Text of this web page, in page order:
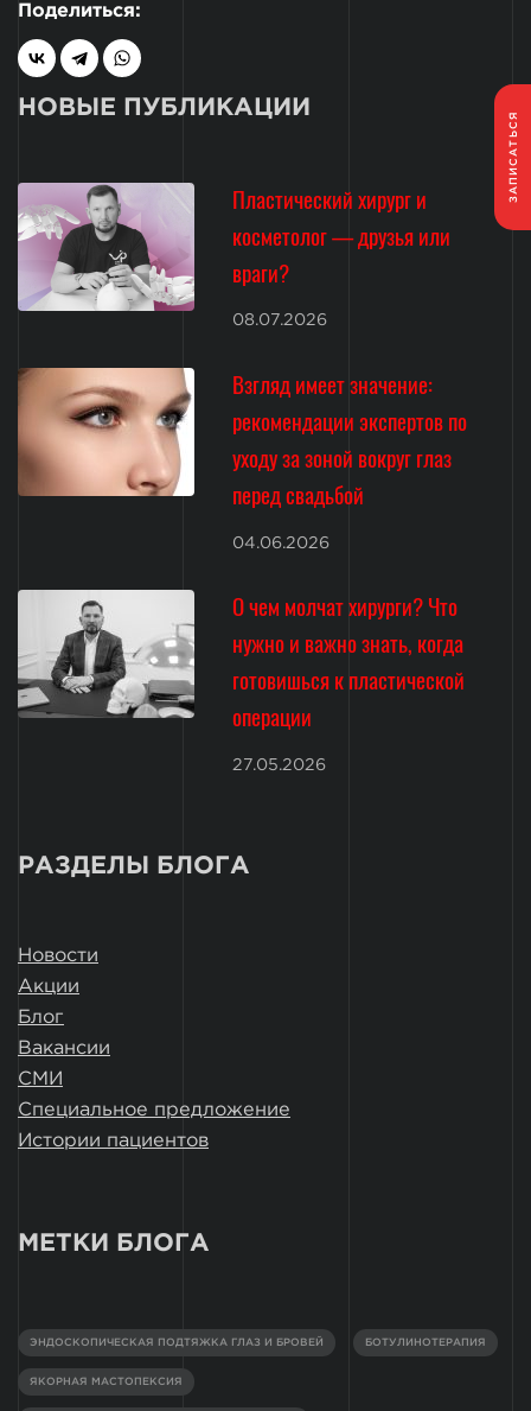
ЗАПИСАТЬСЯ
Поделиться:
НОВЫЕ ПУБЛИКАЦИИ
Пластический хирург и
косметолог — друзья или
враги?
08.07.2026
Взгляд имеет значение:
рекомендации экспертов по
уходу за зоной вокруг глаз
перед свадьбой
04.06.2026
О чем молчат хирурги? Что
нужно и важно знать, когда
готовишься к пластической
операции
27.05.2026
РАЗДЕЛЫ БЛОГА
Новости
Акции
Блог
Вакансии
СМИ
Специальное предложение
Истории пациентов
МЕТКИ БЛОГА
ЭНДОСКОПИЧЕСКАЯ ПОДТЯЖКА ГЛАЗ И БРОВЕЙ БОТУЛИНОТЕРАПИЯ
ЯКОРНАЯ МАСТОПЕКСИЯ